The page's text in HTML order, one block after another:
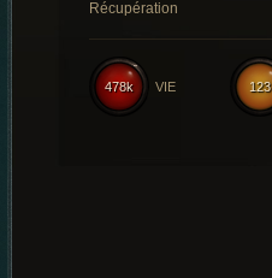
Récupération
123
478k VIE